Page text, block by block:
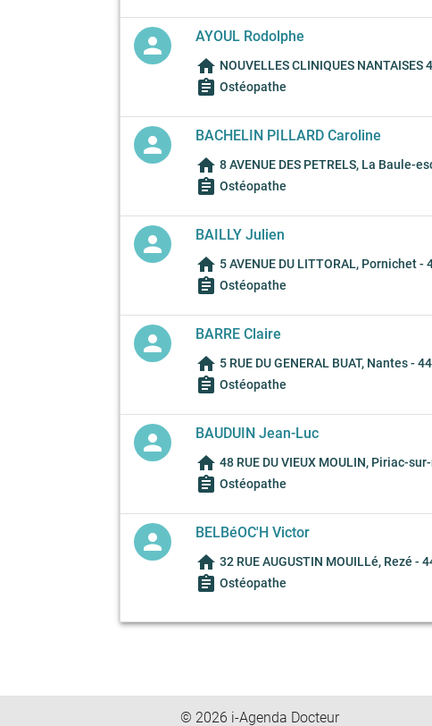
person AYOUL Rodolphe
home NOUVELLES CLINIQUES NANTAISES
assignment Ostéopathe
person BACHELIN PILLARD Caroline
home 8 AVENUE DES PETRELS, La Baule-
assignment Ostéopathe
person BAILLY Julien
home 5 AVENUE DU LITTORAL, Pornichet -
assignment Ostéopathe
person BARRE Claire
home 5 RUE DU GENERAL BUAT, Nantes -
assignment Ostéopathe
person BAUDUIN Jean-Luc
home 48 RUE DU VIEUX MOULIN, Piriac-
assignment Ostéopathe
person BELBéOC'H Victor
home 32 RUE AUGUSTIN MOUILLé, Rezé -
assignment Ostéopathe
© 2026 i-Agenda Docteur